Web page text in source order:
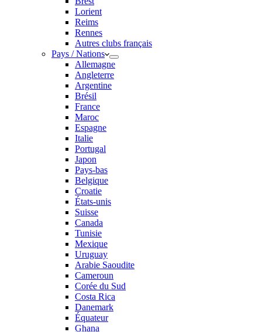
Lorient
Reims
Rennes
Autres clubs français
Pays / Nations
Allemagne
Angleterre
Argentine
Brésil
France
Maroc
Espagne
Italie
Portugal
Japon
Pays-bas
Belgique
Croatie
États-unis
Suisse
Canada
Tunisie
Mexique
Uruguay
Arabie Saoudite
Cameroun
Corée du Sud
Costa Rica
Danemark
Équateur
Ghana